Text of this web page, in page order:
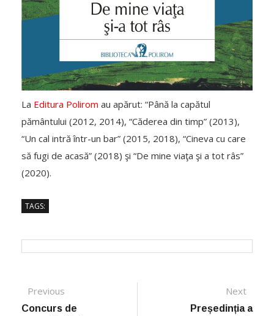
La Editura Polirom au apărut: “Până la capătul
pământului (2012, 2014), “Căderea din timp” (2013),
“Un cal intră într-un bar” (2015, 2018), “Cineva cu care
să fugi de acasă” (2018) şi “De mine viaţa şi a tot râs”
(2020).
TAGS:
Post navigation
Previous
Concurs de
Next
post:
Președinția a